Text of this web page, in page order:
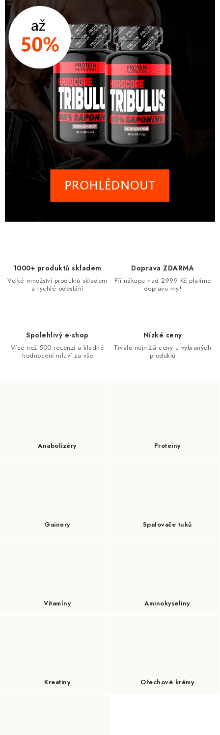
Kontakty Slovník pojmů
Obchodní podmínky
Podmínky ochrany osobních údajů
Doprava a platba
Slevový systém
Vše o nákupu
1000+ produktů skladem
Velké množství produktů skladem
a rychlé odeslání
Doprava ZDARMA
Při nákupu nad 2999 Kč platíme
dopravu my!
Spolehlivý e-shop
Více než 500 recenzí a kladné
hodnocení mluví za vše
Nízké ceny
Trvale nejnižší ceny u vybraných
produktů
Anabolizéry Proteiny
Gainery Spalovače tuků
Vitamíny Aminokyseliny
Kreatiny Ořechové krémy